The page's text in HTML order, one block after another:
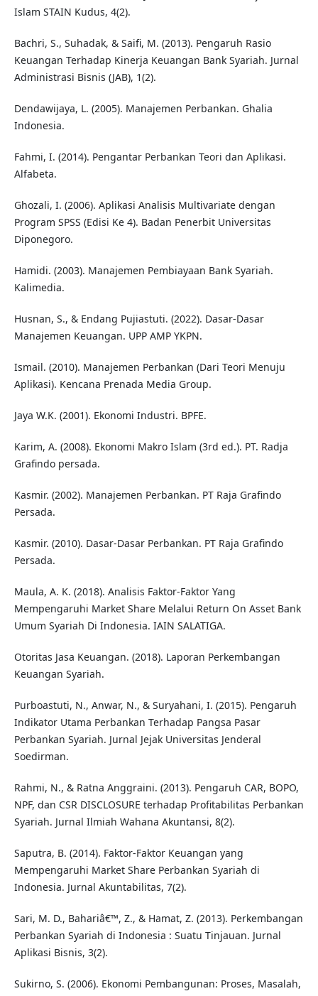
Islam STAIN Kudus, 4(2).
Bachri, S., Suhadak, & Saifi, M. (2013). Pengaruh Rasio
Keuangan Terhadap Kinerja Keuangan Bank Syariah. Jurnal
Administrasi Bisnis (JAB), 1(2).
Dendawijaya, L. (2005). Manajemen Perbankan. Ghalia
Indonesia.
Fahmi, I. (2014). Pengantar Perbankan Teori dan Aplikasi.
Alfabeta.
Ghozali, I. (2006). Aplikasi Analisis Multivariate dengan
Program SPSS (Edisi Ke 4). Badan Penerbit Universitas
Diponegoro.
Hamidi. (2003). Manajemen Pembiayaan Bank Syariah.
Kalimedia.
Husnan, S., & Endang Pujiastuti. (2022). Dasar-Dasar
Manajemen Keuangan. UPP AMP YKPN.
Ismail. (2010). Manajemen Perbankan (Dari Teori Menuju
Aplikasi). Kencana Prenada Media Group.
Jaya W.K. (2001). Ekonomi Industri. BPFE.
Karim, A. (2008). Ekonomi Makro Islam (3rd ed.). PT. Radja
Grafindo persada.
Kasmir. (2002). Manajemen Perbankan. PT Raja Grafindo
Persada.
Kasmir. (2010). Dasar-Dasar Perbankan. PT Raja Grafindo
Persada.
Maula, A. K. (2018). Analisis Faktor-Faktor Yang
Mempengaruhi Market Share Melalui Return On Asset Bank
Umum Syariah Di Indonesia. IAIN SALATIGA.
Otoritas Jasa Keuangan. (2018). Laporan Perkembangan
Keuangan Syariah.
Purboastuti, N., Anwar, N., & Suryahani, I. (2015). Pengaruh
Indikator Utama Perbankan Terhadap Pangsa Pasar
Perbankan Syariah. Jurnal Jejak Universitas Jenderal
Soedirman.
Rahmi, N., & Ratna Anggraini. (2013). Pengaruh CAR, BOPO,
NPF, dan CSR DISCLOSURE terhadap Profitabilitas Perbankan
Syariah. Jurnal Ilmiah Wahana Akuntansi, 8(2).
Saputra, B. (2014). Faktor-Faktor Keuangan yang
Mempengaruhi Market Share Perbankan Syariah di
Indonesia. Jurnal Akuntabilitas, 7(2).
Sari, M. D., Bahariâ€™, Z., & Hamat, Z. (2013). Perkembangan
Perbankan Syariah di Indonesia : Suatu Tinjauan. Jurnal
Aplikasi Bisnis, 3(2).
Sukirno, S. (2006). Ekonomi Pembangunan: Proses, Masalah,